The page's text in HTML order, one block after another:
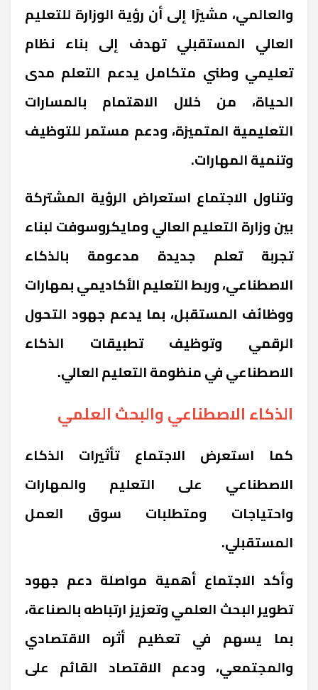
والعالمي، مشيرًا إلى أن رؤية الوزارة للتعليم
العالي المستقبلي تهدف إلى بناء نظام
تعليمي وطني متكامل يدعم التعلم مدى
الحياة، من خلال الاهتمام بالمسارات
التعليمية المتميزة، ودعم مستمر للتوظيف
وتنمية المهارات.
وتناول الاجتماع استعراض الرؤية المشتركة
بين وزارة التعليم العالي ومايكروسوفت لبناء
تجربة تعلم جديدة مدعومة بالذكاء
الاصطناعي، وربط التعليم الأكاديمي بمهارات
ووظائف المستقبل، بما يدعم جهود التحول
الرقمي وتوظيف تطبيقات الذكاء
الاصطناعي في منظومة التعليم العالي.
الذكاء الاصطناعي والبحث العلمي
كما استعرض الاجتماع تأثيرات الذكاء
الاصطناعي على التعليم والمهارات
واحتياجات ومتطلبات سوق العمل
المستقبلي.
وأكد الاجتماع أهمية مواصلة دعم جهود
تطوير البحث العلمي وتعزيز ارتباطه بالصناعة،
بما يسهم في تعظيم أثره الاقتصادي
والمجتمعي، ودعم الاقتصاد القائم على